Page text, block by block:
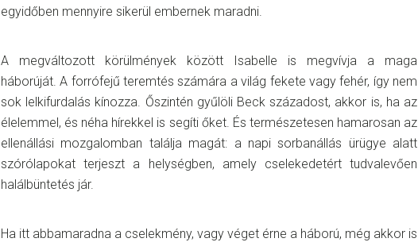
egyidőben mennyire sikerül embernek maradni.
A megváltozott körülmények között Isabelle is megvívja a maga
háborúját. A forrófejű teremtés számára a világ fekete vagy fehér, így nem
sok lelkifurdalás kínozza. Őszintén gyűlöli Beck századost, akkor is, ha az
élelemmel, és néha hírekkel is segíti őket. És természetesen hamarosan az
ellenállási mozgalomban találja magát: a napi sorbanállás ürügye alatt
szórólapokat terjeszt a helységben, amel ycselekedetért tudvalevően
halálbüntetés jár.
Ha itt abbamaradna a cselekmény, vagy véget érne a háború, még akkor is